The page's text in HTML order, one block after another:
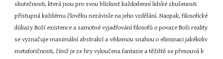
skutečnosti, která jsou pro svou blízkost každodenní lidské zkušenosti
přístupná každému člověku nezávisle na jeho vzdělání. Naopak, filosofické
důkazy Boží existence a samotné vyjadřování filosofů o povaze Boži reality
se vyznačuje maximální abstrakcí a vědomou snahou o eliminaci jakékoliv
metaforičnosti, čímž je ze hry vyloučena fantazie a těžiště se přesouvá k